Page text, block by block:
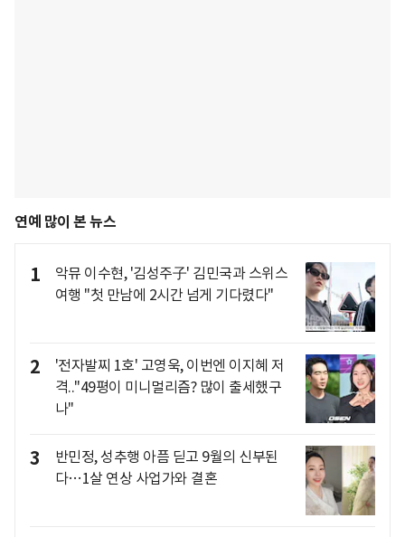
연예 많이 본 뉴스
1
악뮤 이수현, '김성주子' 김민국과 스위스
여행 "첫 만남에 2시간 넘게 기다렸다"
2
'전자발찌 1호' 고영욱, 이번엔 이지혜 저
격.."49평이 미니멀리즘? 많이 출세했구
나"
3
반민정, 성추행 아픔 딛고 9월의 신부된
다…1살 연상 사업가와 결혼